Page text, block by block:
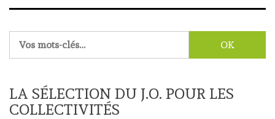
LA SÉLECTION DU J.O. POUR LES
COLLECTIVITÉS